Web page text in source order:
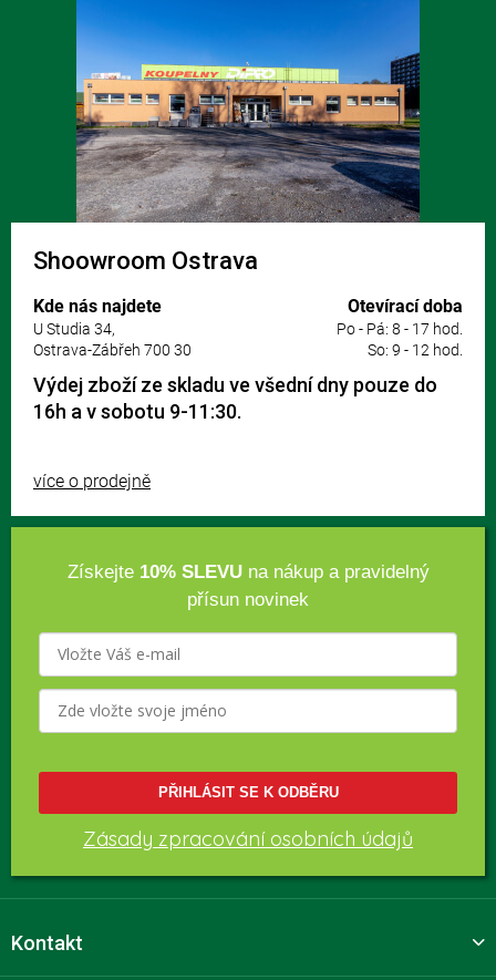
Shoowroom Ostrava
Kde nás najdete
U Studia 34,
Ostrava-Zábřeh 700 30
Otevírací doba
Po - Pá: 8 - 17 hod.
So: 9 - 12 hod.
Výdej zboží ze skladu ve všední dny pouze do
16h a v sobotu 9-11:30.
více o prodejně
Získejte 10% SLEVUna nákup a pravidelný
přísun novinek
PŘIHLÁSIT SE K ODBĚRU
Zásady zpracování osobních údajů
Kontakt